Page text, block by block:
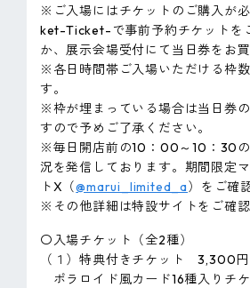
※ご入場にはチケットのご購入が
ket-Ticket-で事前予約チケットを
か、展示会場受付にて当日券をお
※各日時間帯ご入場いただける枠
す。
※枠が埋まっている場合は当日券
すので予めご了承ください。
※毎日開店前の10：00～10：30
況を発信しております。期間限定
トX（@marui_limited_a）をご確
※その他詳細は特設サイトをご確認
〇入場チケット（全2種）
（１）特典付きチケット 3,300円
ポラロイド風カード16種入りチ